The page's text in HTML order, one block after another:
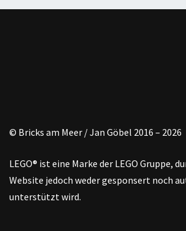
© Bricks am Meer / Jan Göbel 2016 – 2026
LEGO® ist eine Marke der LEGO Gruppe,
Website jedoch weder gesponsert noch
unterstützt wird.